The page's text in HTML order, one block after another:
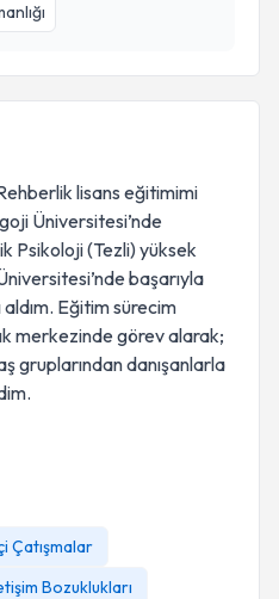
lisans eğitimimi
Üniversitesi’nde
Psikoloji (Tezli) yüksek
başarıyla
aldım. Eğitim sürecim
merkezinde görev alarak;
gruplarından danışanlarla
Çatışmalar
Bozuklukları